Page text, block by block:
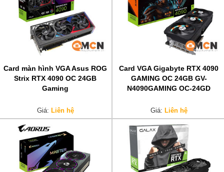
Card màn hình VGA Asus ROG
Strix RTX 4090 OC 24GB
Gaming
Giá: Liên hệ
Card VGA Gigabyte RTX 4090
GAMING OC 24GB GV-
N4090GAMING OC-24GD
Giá: Liên hệ